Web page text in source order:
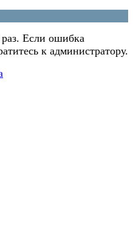
Если ошибка
к администратору.